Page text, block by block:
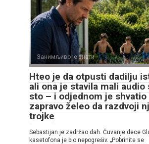
Занимљиво је знати
Hteo je da otpusti dadilju
ali ona je stavila mali audio
sto – i odjednom je shvatio
zapravo želeo da razdvoji
trojke
Sebastijan je zadržao dah. Čuvanje dece
kasetofona je bio nepogrešiv. „Pobrinite se